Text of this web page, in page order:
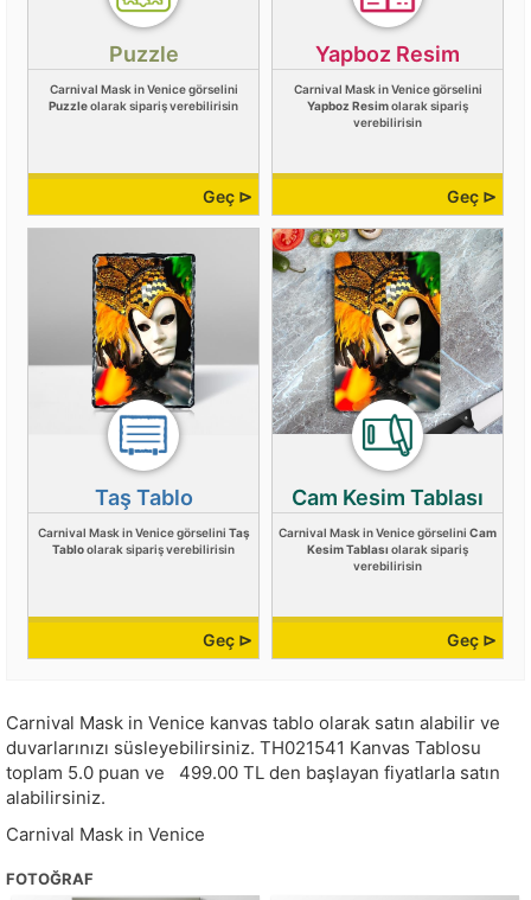
Puzzle
Carnival Mask in Venice görselini
Puzzleolarak sipariş verebilirisin
Geç ⊳
Yapboz Resim
Carnival Mask in Venice görselini
Yapboz Resimolarak sipariş
verebilirisin
Geç ⊳
Taş Tablo
Carnival Mask in Venice görselini Taş
Tabloolarak sipariş verebilirisin
Geç ⊳
Cam Kesim Tablası
Carnival Mask in Venice görselini Cam
Kesim Tablası olarak sipariş
verebilirisin
Geç ⊳
Carnival Mask in Venice kanvas tablo olarak satın alabilir ve
duvarlarınızı süsleyebilirsiniz. TH021541 Kanvas Tablosu
toplam 5.0 puan ve 499.00 TL den başlayan fiyatlarla satın
alabilirsiniz.
Carnival Mask in Venice
FOTOĞRAF